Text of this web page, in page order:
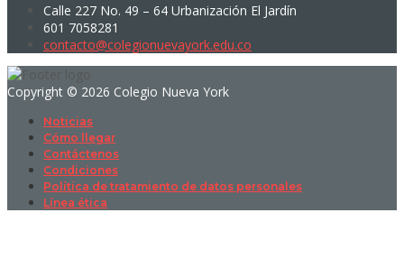
Calle 227 No. 49 – 64 Urbanización El Jardín
601 7058281
contacto@colegionuevayork.edu.co
Copyright © 2026 Colegio Nueva York
Noticias
Cómo llegar
Contáctenos
Condiciones
Política de tratamiento de datos personales
Línea ética